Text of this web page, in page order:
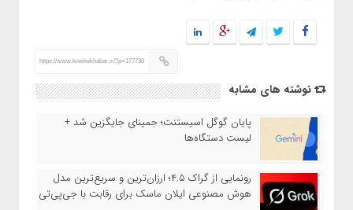
https://www.kioskekhabar.ir/?p=177730
نوشته های مشابه
پایان گوگل اسیستنت؛ جمینای جایگزین شد +
لیست دستگاه‌ها
رونمایی از گراک ۴.۵؛ ارزان‌ترین و سریع‌ترین مدل
هوش مصنوعی ایلان ماسک برای رقابت با جی‌پی‌تی